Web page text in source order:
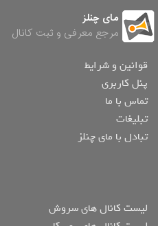
مای چنلز
مرجع معرفی و ثبت کانال
قوانین و شرایط
پنل کاربری
تماس با ما
تبلیغات
تبادل با مای چنلز
لیست کانال های سروش